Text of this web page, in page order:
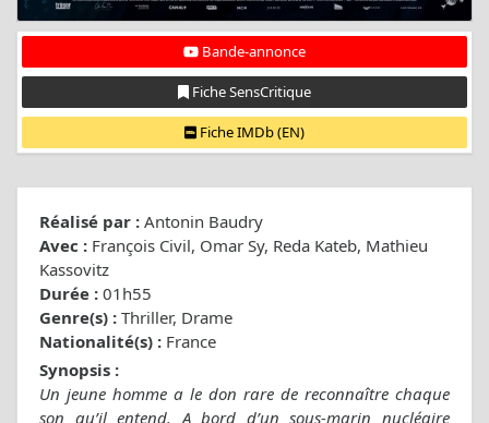
Bande-annonce
Fiche SensCritique
Fiche IMDb (EN)
Réalisé par : Antonin Baudry
Avec : François Civil, Omar Sy, Reda Kateb, Mathieu
Kassovitz
Durée : 01h55
Genre(s) : Thriller, Drame
Nationalité(s) : France
Synopsis :
Un jeune homme a le don rare de reconnaître chaque
son qu’il entend. A bord d’un sous-marin nucléaire